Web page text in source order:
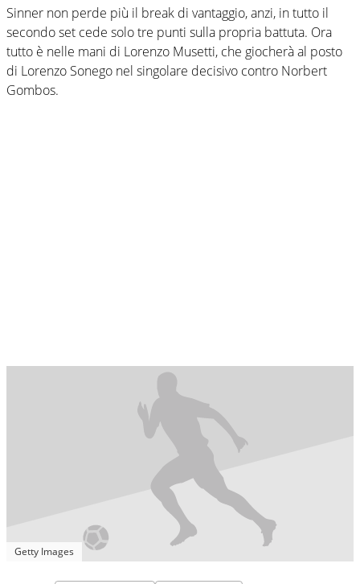
Sinner non perde più il break di vantaggio, anzi, in tutto il
secondo set cede solo tre punti sulla propria battuta. Ora
tutto è nelle mani di Lorenzo Musetti, che giocherà al posto
di Lorenzo Sonego nel singolare decisivo contro Norbert
Gombos.
Getty Images